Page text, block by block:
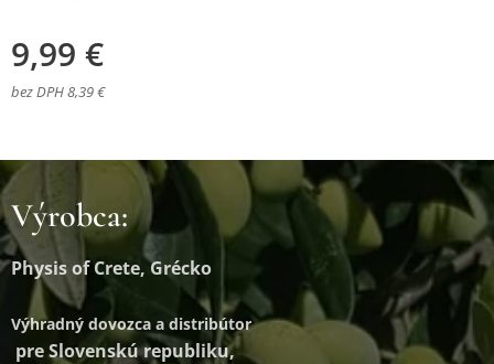
9,99 €
bez DPH 8,39 €
Výrobca:
Physis of Crete, Grécko
Výhradný dovozca a distribútor
pre Slovenskú republiku,